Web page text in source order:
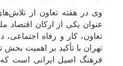
وی در هفته تعاون از
عنوان یکی از ارکان اقتصاد
تعاون، کار و رفاه
تهران با تأکید بر اهمیت
فرهنگ اصیل ایرانی است که